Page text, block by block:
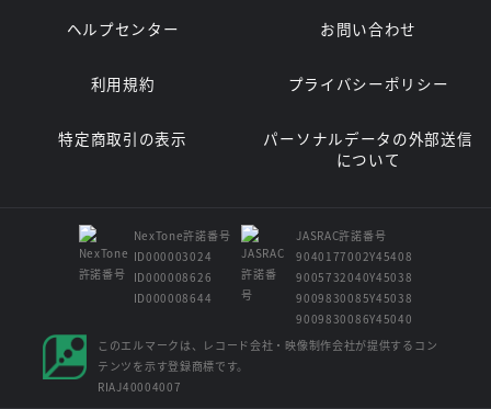
ヘルプセンター お問い合わせ
利用規約 プライバシーポリシー
特定商取引の表示
パーソナルデータの外部送信
について
NexTone許諾番号
ID000003024
ID000008626
ID000008644
JASRAC許諾番号
9040177002Y45408
9005732040Y45038
9009830085Y45038
9009830086Y45040
このエルマークは、レコード会社・映像制作会社が提供するコン
テンツを示す登録商標です。
RIAJ40004007